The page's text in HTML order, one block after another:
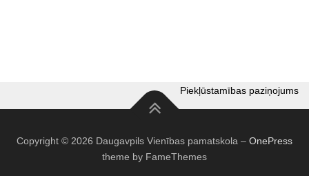
Piekļūstamības paziņojums
Copyright © 2026 Daugavpils Vienības pamatskola – OnePress
theme by FameThemes